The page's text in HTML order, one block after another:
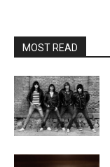
MOST READ